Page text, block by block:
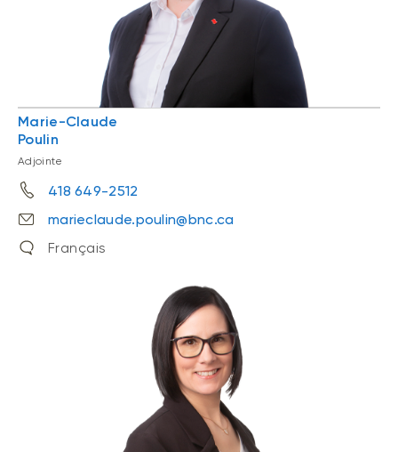
Marie-Claude
Poulin
Adjointe
418 649-2512
marieclaude.poulin@bnc.ca
Français